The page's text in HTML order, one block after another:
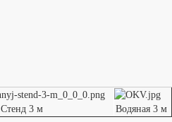
Стенд 3 м Водяная 3 м